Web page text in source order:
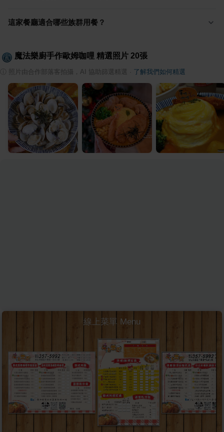
這家餐廳適合哪些族群用餐？
魔法樂廚手作歐姆咖哩 精選照片 20張
照片由合作部落客拍攝，AI 協助篩選精選 了解我們如何精選
線上菜單 Menu